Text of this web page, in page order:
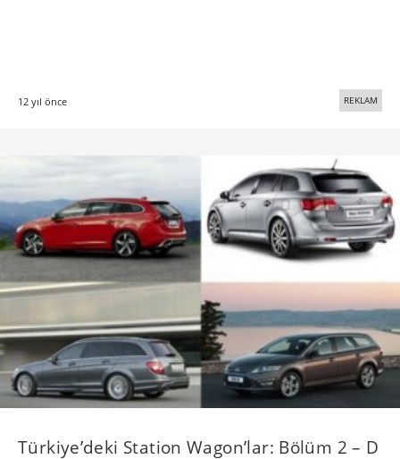
12 yıl önce REKLAM
Türkiye’deki Station Wagon’lar: Bölüm 2 – D